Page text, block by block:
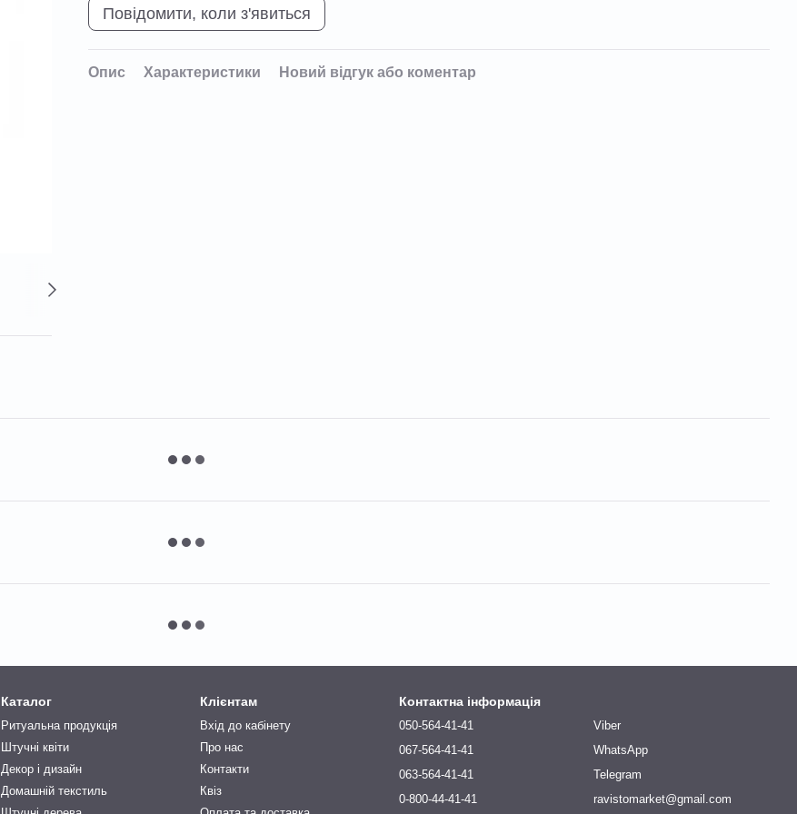
Повідомити, коли з'явиться
Опис Характеристики Новий відгук або коментар
Каталог
Ритуальна продукція
Штучні квіти
Декор і дизайн
Домашній текстиль
Клієнтам
Вхід до кабінету
Про нас
Контакти
Квіз
Контактна інформація
050-564-41-41
067-564-41-41
063-564-41-41
0-800-44-41-41
Viber
WhatsApp
Telegram
ravistomarket@gmail.com